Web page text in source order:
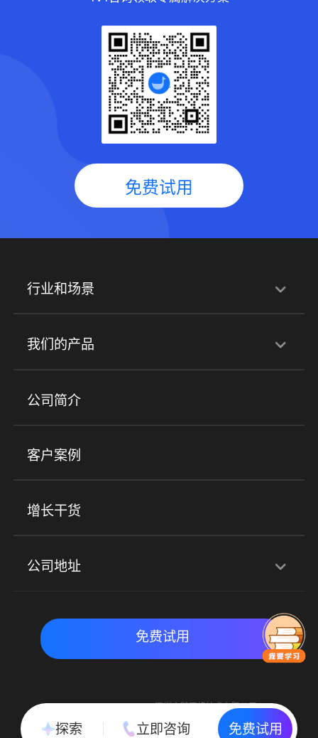
免费试用
行业和场景
行业解决方案
培训机构 职业技能培训 兴趣培训
金融行业
心理机构
实时私域带货 数字化运营
我们的产品
产品
小程序商城 ERP 企微SCRM
社群圈子
公司简介
客户案例
增长干货
公司地址
北京地址：北京市朝阳区朝外大街乙6号23层
免费试用
Copyright © 2015-2018 深圳小鹅网络技术有限公司
All Rights Reserved. 粤ICP备15020529号
探索 立即咨询 免费试用